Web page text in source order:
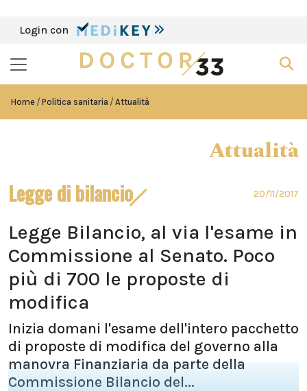
Login con
Home Politica sanitaria Attualità
Attualità
Legge di bilancio 20/11/2017
Legge Bilancio, al via l'esame in
Commissione al Senato. Poco
più di 700 le proposte di
modifica
Inizia domani l'esame dell'intero pacchetto
di proposte di modifica del governo alla
manovra Finanziaria da parte della
Commissione Bilancio del...